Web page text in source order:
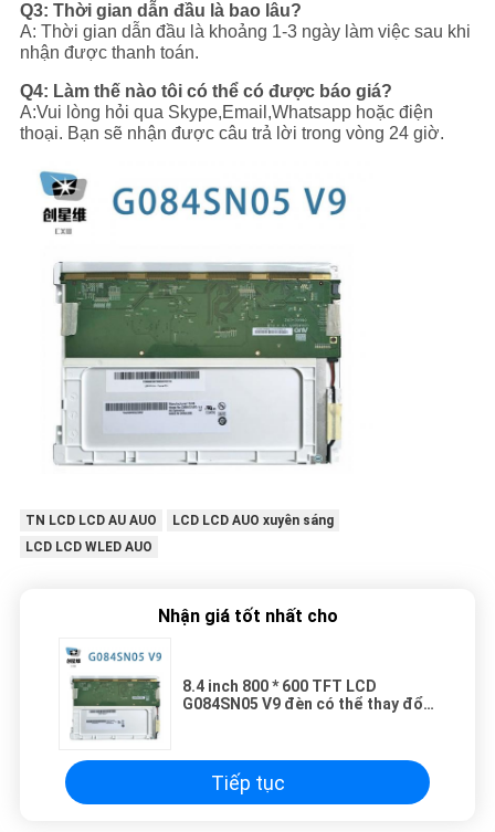
Q3: Thời gian dẫn đầu là bao lâu?
A: Thời gian dẫn đầu là khoảng 1-3 ngày làm việc sau khi
nhận được thanh toán.
Q4: Làm thế nào tôi có thể có được báo giá?
A:Vui lòng hỏi qua Skype,Email,Whatsapp hoặc điện
thoại. Bạn sẽ nhận được câu trả lời trong vòng 24 giờ.
TN LCD LCD AU AUO
LCD LCD AUO xuyên sáng
LCD LCD WLED AUO
Nhận giá tốt nhất cho
8.4 inch 800 * 600 TFT LCD
G084SN05 V9 đèn có thể thay đổi
Tiếp tục